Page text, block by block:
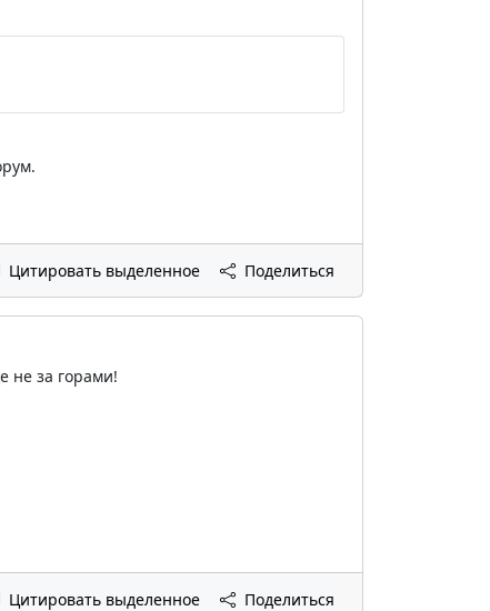
Цитировать выделенное Поделиться
не за горами!
Цитировать выделенное Поделиться